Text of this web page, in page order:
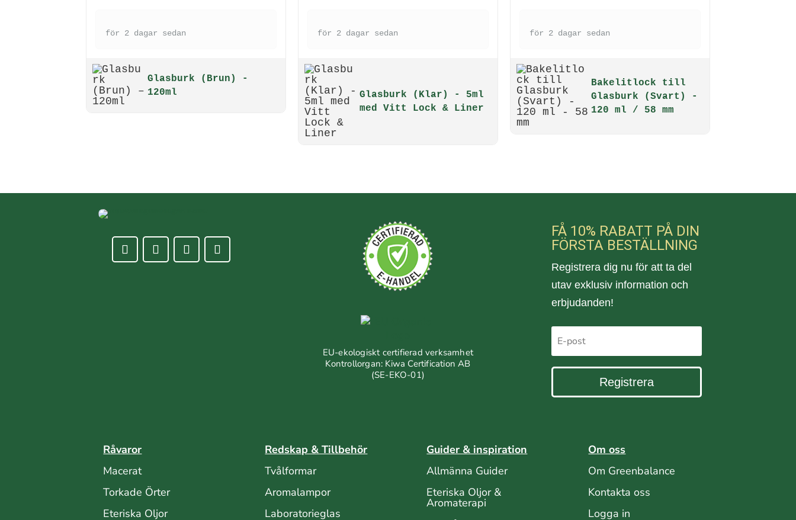
för 2 dagar sedan
Glasburk (Brun) -
120ml
för 2 dagar sedan
Glasburk (Klar) - 5ml
med Vitt Lock & Liner
för 2 dagar sedan
Bakelitlock till
Glasburk (Svart) -
120 ml / 58 mm
EU-ekologiskt certifierad verksamhet
Kontrollorgan: Kiwa Certification AB
(SE-EKO-01)
FÅ 10% RABATT PÅ DIN
FÖRSTA BESTÄLLNING
Registrera dig nu för att ta del
utav exklusiv information och
erbjudanden!
Registrera
Råvaror
Macerat
Torkade Örter
Eteriska Oljor
Redskap & Tillbehör
Tvålformar
Aromalampor
Laboratorieglas
Guider & inspiration
Allmänna Guider
Eteriska Oljor &
Aromaterapi
Om oss
Om Greenbalance
Kontakta oss
Logga in